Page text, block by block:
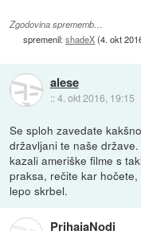
Zgodovina sprememb…
spremenil:shadeX(4. okt
alese
::4. okt 2016, 19:15
Se sploh zavedate
državljani te naše
kazali ameriške filme s
praksa, rečite kar
lepo skrbel.
PrihajaNodi